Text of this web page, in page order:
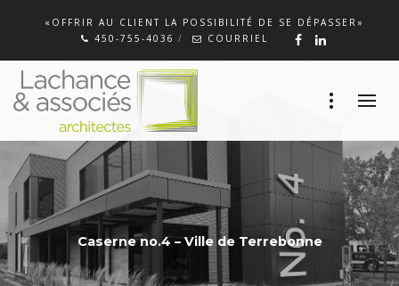
«OFFRIR AU CLIENT LA POSSIBILITÉ DE SE DÉPASSER»
450-755-4036
COURRIEL
Caserne no.4 – Ville de Terrebonne